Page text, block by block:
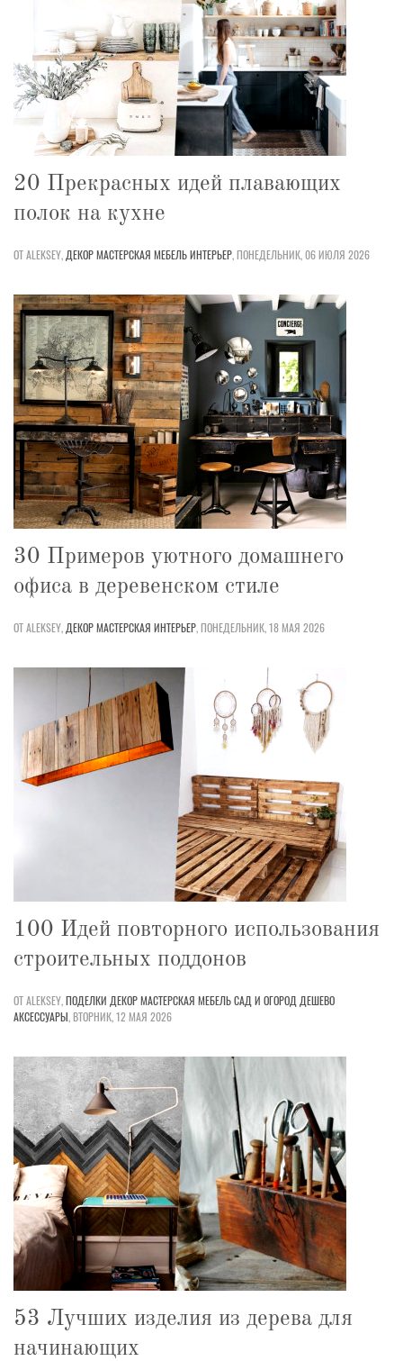
20 Прекрасных идей плавающих
полок на кухне
ОТ ALEKSEY, ДЕКОРМАСТЕРСКАЯ МЕБЕЛЬИНТЕРЬЕР,ПОНЕДЕЛЬНИК, 06 ИЮЛЯ 2026
30 Примеров уютного домашнего
офиса в деревенском стиле
ОТ ALEKSEY, ДЕКОРМАСТЕРСКАЯ ИНТЕРЬЕР,ПОНЕДЕЛЬНИК, 18 МАЯ 2026
100 Идей повторного использования
строительных поддонов
ОТ ALEKSEY,ПОДЕЛКИ ДЕКОРМАСТЕРСКАЯ МЕБЕЛЬСАД И ОГОРОД ДЕШЕВО
АКСЕССУАРЫ,ВТОРНИК, 12 МАЯ 2026
53 Лучших изделия из дерева для
начинающих